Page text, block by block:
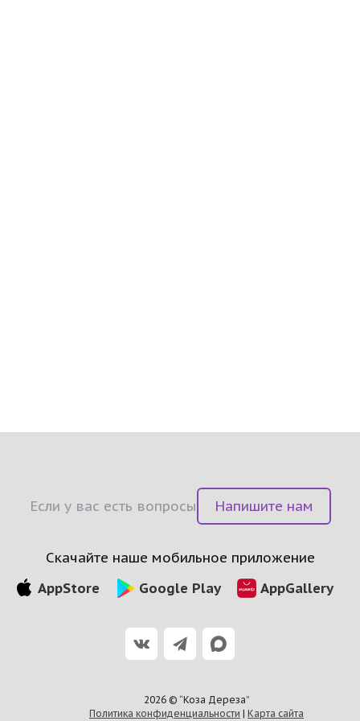
Если у вас есть вопросы Напишите нам
AppStore Google Play AppGallery
2026 © “Коза Дереза”
Политика конфиденциальности | Карта сайта